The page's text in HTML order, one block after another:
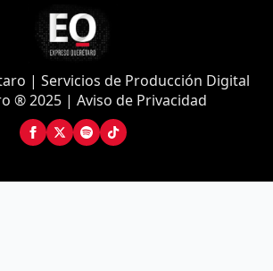
| Servicios de Producción Digital
® 2025 | Aviso de Privacidad